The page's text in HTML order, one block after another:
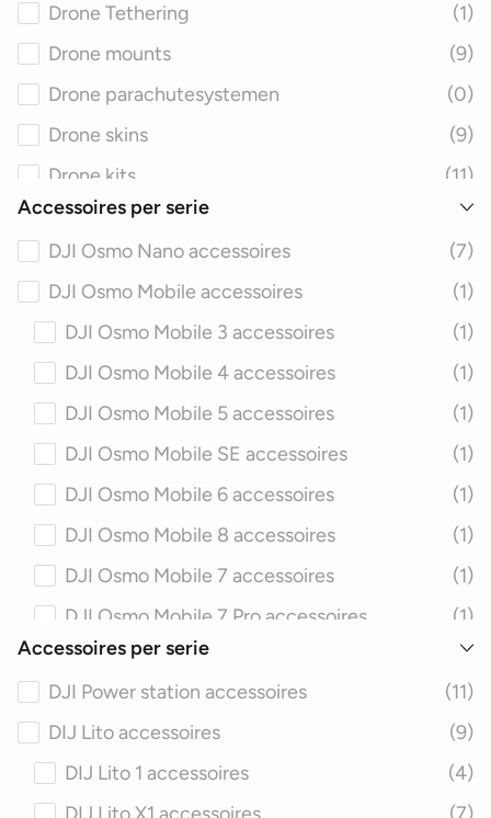
Drone Tethering
(1)
Drone mounts
(9)
Drone parachutesystemen
(0)
Drone skins
(9)
Drone kits
(11)
Drone filters
(28)
Drone speakers
(3)
Drone care refresh
(37)
Drone bescherming
(100)
Drone verlichting
(7)
Drone Landing Gear
(30)
Drone tassen
(119)
Drone kabels
(42)
Accessoires per serie
DJI Osmo Nano accessoires
(7)
DJI Osmo Mobile accessoires
(1)
DJI Osmo Mobile 3 accessoires
(1)
DJI Osmo Mobile 4 accessoires
(1)
DJI Osmo Mobile 5 accessoires
(1)
DJI Osmo Mobile SE accessoires
(1)
DJI Osmo Mobile 6 accessoires
(1)
DJI Osmo Mobile 8 accessoires
(1)
DJI Osmo Mobile 7 accessoires
(1)
DJI Osmo Mobile 7 Pro accessoires
(1)
DJI Osmo Pocket accessoires
(6)
DJI Osmo Pocket 1 accessoires
(6)
DJI Osmo Pocket 2 accessoires
(6)
DJI Osmo Pocket 3 accessoires
(6)
Accessoires per serie
DJI Power station accessoires
(11)
DIJ Lito accessoires
(9)
DIJ Lito 1 accessoires
(4)